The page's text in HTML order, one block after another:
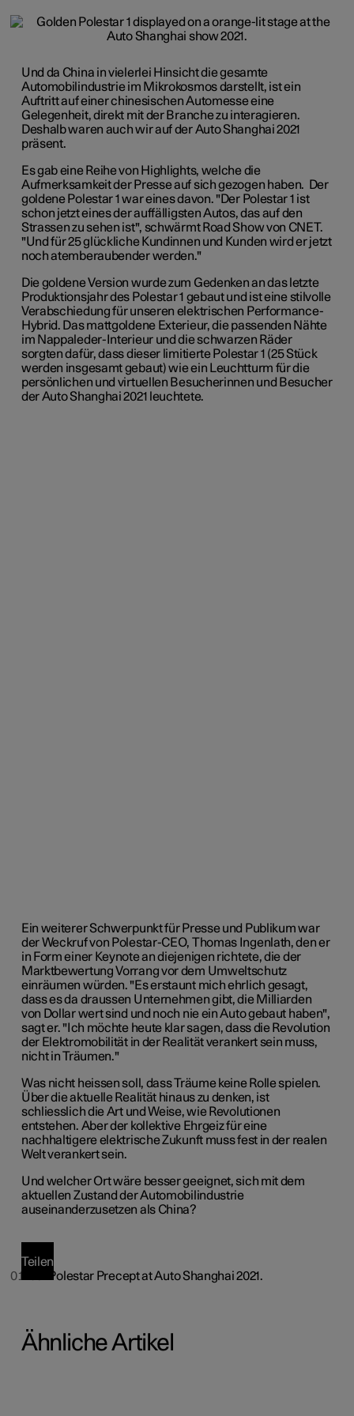
Und da China in vielerlei Hinsicht die gesamte
Automobilindustrie im Mikrokosmos darstellt, ist ein
Auftritt auf einer chinesischen Automesse eine
Gelegenheit, direkt mit der Branche zu interagieren.
Deshalb waren auch wir auf der Auto Shanghai 2021
präsent.
Es gab eine Reihe von Highlights, welche die
Aufmerksamkeit der Presse auf sich gezogen haben. Der
goldene Polestar 1 war eines davon. "Der Polestar 1 ist
schon jetzt eines der auffälligsten Autos, das auf den
Strassen zu sehen ist", schwärmt Road Show von CNET.
"Und für 25 glückliche Kundinnen und Kunden wird er jetzt
noch atemberaubender werden."
Die goldene Version wurde zum Gedenken an das letzte
Produktionsjahr des Polestar 1 gebaut und ist eine stilvolle
Verabschiedung für unseren elektrischen Performance-
Hybrid. Das mattgoldene Exterieur, die passenden Nähte
im Nappaleder-Interieur und die schwarzen Räder
sorgten dafür, dass dieser limitierte Polestar 1 (25 Stück
werden insgesamt gebaut) wie ein Leuchtturm für die
persönlichen und virtuellen Besucherinnen und Besucher
der Auto Shanghai 2021 leuchtete.
01/06 Polestar Precept at Auto Shanghai 2021.
Ein weiterer Schwerpunkt für Presse und Publikum war
der Weckruf von Polestar-CEO, Thomas Ingenlath, den er
in Form einer Keynote an diejenigen richtete, die der
Marktbewertung Vorrang vor dem Umweltschutz
einräumen würden. "Es erstaunt mich ehrlich gesagt,
dass es da draussen Unternehmen gibt, die Milliarden
von Dollar wert sind und noch nie ein Auto gebaut haben",
sagt er. "Ich möchte heute klar sagen, dass die Revolution
der Elektromobilität in der Realität verankert sein muss,
nicht in Träumen."
Was nicht heissen soll, dass Träume keine Rolle spielen.
Über die aktuelle Realität hinaus zu denken, ist
schliesslich die Art und Weise, wie Revolutionen
entstehen. Aber der kollektive Ehrgeiz für eine
nachhaltigere elektrische Zukunft muss fest in der realen
Welt verankert sein.
Und welcher Ort wäre besser geeignet, sich mit dem
aktuellen Zustand der Automobilindustrie
auseinanderzusetzen als China?
Teilen
Ähnliche Artikel